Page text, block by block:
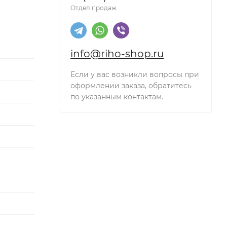
Отдел продаж
info@riho-shop.ru
Если у вас возникли вопросы при
оформлении заказа, обратитесь
по указанным контактам.